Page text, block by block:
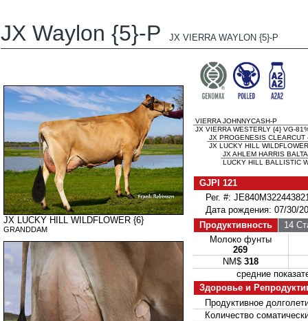
JX Waylon {5}-P JX VIERRA WAYLON {5}-P
JX LUCKY HILL WILDFLOWER {6}
GRANDDAM
VIERRA JOHNNYCASH-P
JX VIERRA WESTERLY {4} VG-
JX PROGENESIS CLEARCUT
JX LUCKY HILL
JX AHLEM HARRIS
LUCKY HILL BALLISTIC
GJPI 121
Рег. #:
Дата рождения: 07/30/
Продуктивность
14
Молоко фунты
269
NM$ 318
средние
Здоровье и
Продуктивное
Количество